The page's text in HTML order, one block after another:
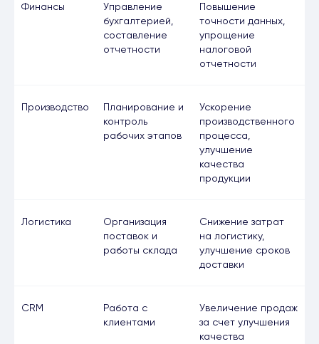
Финансы
Управление
бухгалтерией,
составление
отчетности
Повышение
точности данных,
упрощение
налоговой
отчетности
Производство
Планирование и
контроль
рабочих этапов
Ускорение
производственного
процесса,
улучшение
качества
продукции
Логистика
Организация
поставок и
работы склада
Снижение затрат
на логистику,
улучшение сроков
доставки
CRM
Работа с
клиентами
Увеличение продаж
за счет улучшения
качества